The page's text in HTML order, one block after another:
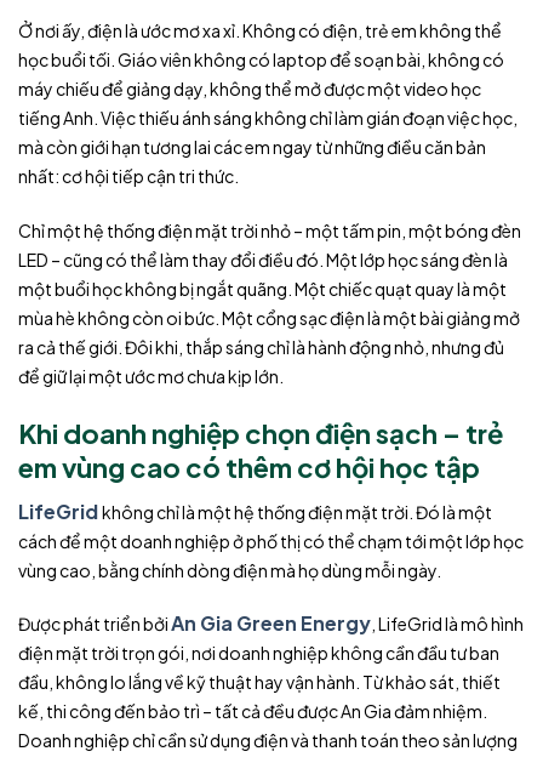
Ở nơi ấy, điện là ước mơ xa xỉ. Không có điện, trẻ em không thể
học buổi tối. Giáo viên không có laptop để soạn bài, không có
máy chiếu để giảng dạy, không thể mở được một video học
tiếng Anh. Việc thiếu ánh sáng không chỉ làm gián đoạn việc học,
mà còn giới hạn tương lai các em ngay từ những điều căn bản
nhất: cơ hội tiếp cận tri thức.
Chỉ một hệ thống điện mặt trời nhỏ – một tấm pin, một bóng đèn
LED – cũng có thể làm thay đổi điều đó. Một lớp học sáng đèn là
một buổi học không bị ngắt quãng. Một chiếc quạt quay là một
mùa hè không còn oi bức. Một cổng sạc điện là một bài giảng mở
ra cả thế giới. Đôi khi, thắp sáng chỉ là hành động nhỏ, nhưng đủ
để giữ lại một ước mơ chưa kịp lớn.
Khi doanh nghiệp chọn điện sạch – trẻ
em vùng cao có thêm cơ hội học tập
LifeGridkhông chỉ là một hệ thống điện mặt trời. Đó là một
cách để một doanh nghiệp ở phố thị có thể chạm tới một lớp học
vùng cao, bằng chính dòng điện mà họ dùng mỗi ngày.
Được phát triển bởiAn Gia Green Energy , LifeGrid là mô hình
điện mặt trời trọn gói, nơi doanh nghiệp không cần đầu tư ban
đầu, không lo lắng về kỹ thuật hay vận hành. Từ khảo sát, thiết
kế, thi công đến bảo trì – tất cả đều được An Gia đảm nhiệm.
Doanh nghiệp chỉ cần sử dụng điện và thanh toán theo sản lượng